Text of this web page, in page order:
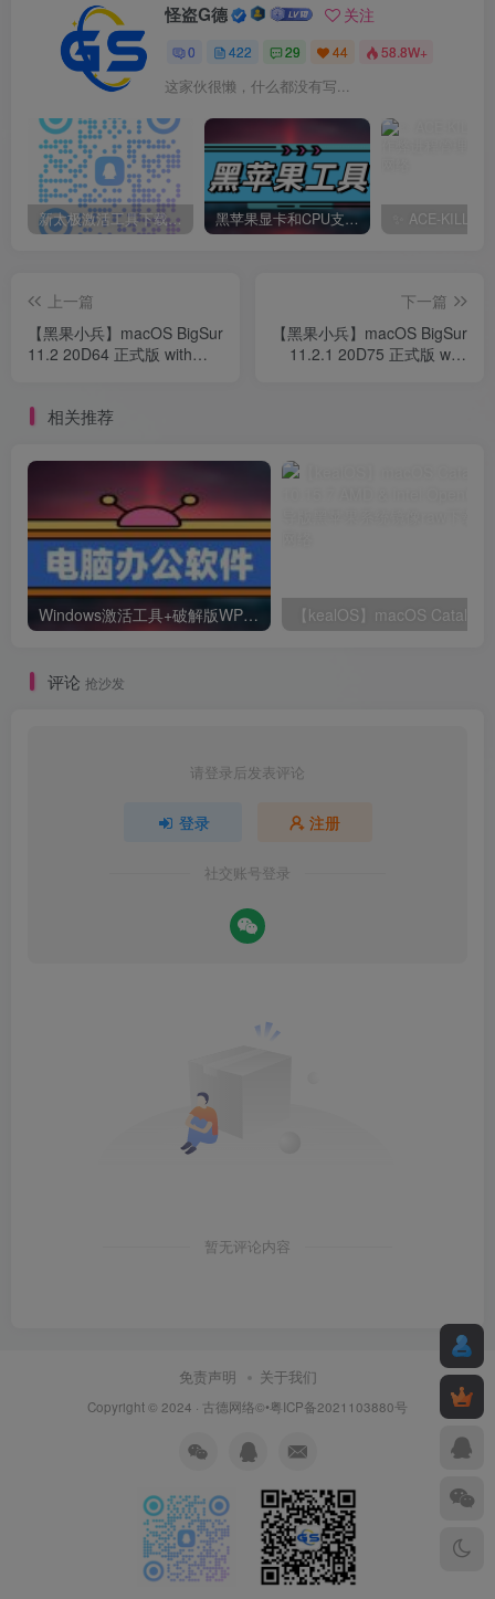
怪盗G德 关注
0 422 29 44 58.8W+
这家伙很懒，什么都没有写...
新太极激活工具下载/教程/充值/开户(QQ交流群号749113977) 黑苹果显卡和CPU支持情况以及购买硬件防踩坑指南
上一篇
【黑果小兵】macOS BigSur
11.2 20D64 正式版 with
下一篇
【黑果小兵】macOS BigSur
11.2.1 20D75 正式版 with
相关推荐
Windows激活工具+破解版WPS+破解版pdf(可编辑)+办公文件转换工具
评论 抢沙发
请登录后发表评论
登录 注册
社交账号登录
暂无评论内容
免责声明 关于我们
Copyright © 2024 · 古德网络©•粤ICP备2021103880号